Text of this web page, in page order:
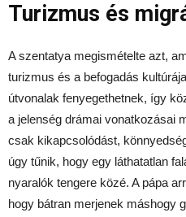
Turizmus és
A szentatya megismételte azt,
turizmus és a befogadás
útvonalak fenyegethetnek, így
a jelenség drámai vonatkozásai
csak kikapcsolódást,
úgy tűnik, hogy egy láthatatlan
nyaralók tengere közé. A pápa
hogy bátran merjenek máshogy